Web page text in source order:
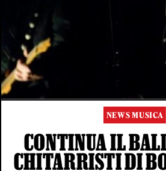
NEWS MUSICA
CONTINUA IL
CHITARRISTI DI